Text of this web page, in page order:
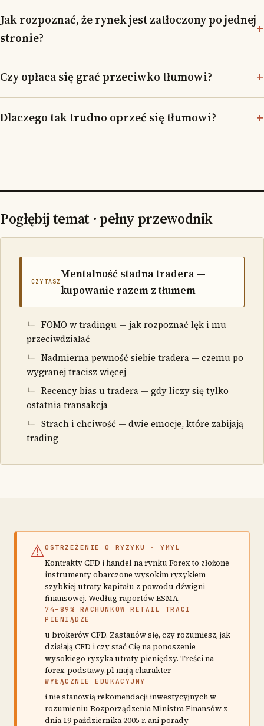
Jak rozpoznać, że rynek jest zatłoczony po jednej
stronie?
Czy opłaca się grać przeciwko tłumowi?
Dlaczego tak trudno oprzeć się tłumowi?
Pogłębij temat · pełny przewodnik
CZYTASZ
Mentalność stadna tradera —
kupowanie razem z tłumem
FOMO w tradingu — jak rozpoznać lęk i mu
przeciwdziałać
Nadmierna pewność siebie tradera — czemu po
wygranej tracisz więcej
Recency bias u tradera — gdy liczy się tylko
ostatnia transakcja
Strach i chciwość — dwie emocje, które zabijają
trading
⚠OSTRZEŻENIE O RYZYKU · YMYL
Kontrakty CFD i handel na rynku Forex to złożone
instrumenty obarczone wysokim ryzykiem
szybkiej utraty kapitału z powodu dźwigni
finansowej. Według raportów ESMA,
74–89% RACHUNKÓW RETAIL TRACI
PIENIĄDZE
u brokerów CFD. Zastanów się, czy rozumiesz, jak
działają CFD i czy stać Cię na ponoszenie
wysokiego ryzyka utraty pieniędzy. Treści na
forex-podstawy.pl mają charakter
WYŁĄCZNIE EDUKACYJNY
i nie stanowią rekomendacji inwestycyjnych w
rozumieniu Rozporządzenia Ministra Finansów z
dnia 19 października 2005 r. ani porady